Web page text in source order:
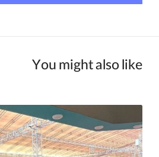
You might also like